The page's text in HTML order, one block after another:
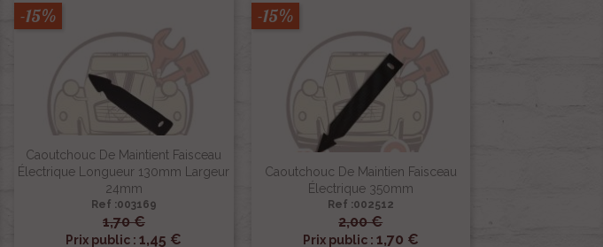
Caoutchouc De Maintient Faisceau
Électrique Longueur 130mm Largeur
24mm
Ref :003169
1,70 €
Prix public :1,45 €
-15%
 Aperçu rapide
Caoutchouc De Maintien Faisceau
Électrique 350mm
Ref :002512
2,00 €
Prix public : 1,70 €
-15%
 Aperçu rapide